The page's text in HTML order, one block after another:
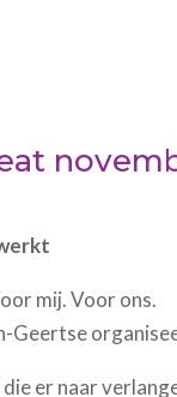
mij. Voor ons.
Geertse
er naar